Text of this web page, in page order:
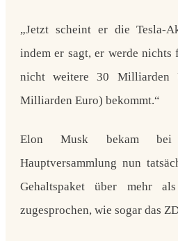
„Jetzt scheint er die Tesla-
indem er sagt, er werde nichts
nicht weitere 30 Milliarden
Milliarden Euro) bekommt.“
Elon Musk bekam bei
Hauptversammlung nun
Gehaltspaket über mehr
zugesprochen, wie sogar das